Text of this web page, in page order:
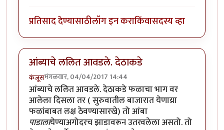
प्रतिसाद देण्यासाठीलॉग इन कराकिंवासदस्य व्हा
आंब्याचे ललित आवडले. देठाकडे
कंजूसमंगळवार, 04/04/2017 14:44
आंब्याचे ललित आवडले. देठाकडे फळाचा भाग वर
आलेला दिसला तर ( सुरुवातील बाजारात येणाय्रा
फळांबाबत लक्ष ठेवण्यासारखे) तो आंबा
पाडालायेण्याअगोदरच झाडावरून उतरवलेला असतो. तो